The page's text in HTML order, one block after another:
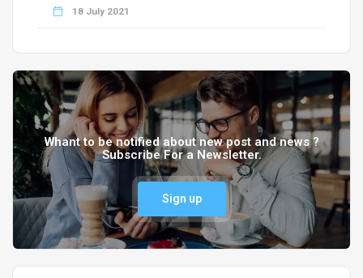
18 July 2021
Whant to be notified about new post and news ?
Subscribe For a Newsletter.
Sign up